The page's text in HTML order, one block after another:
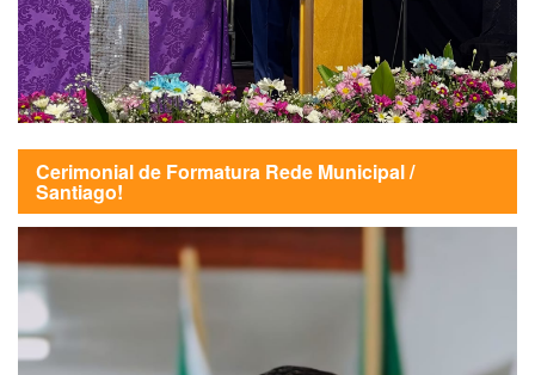
Cerimonial de Formatura Rede Municipal /
Santiago!